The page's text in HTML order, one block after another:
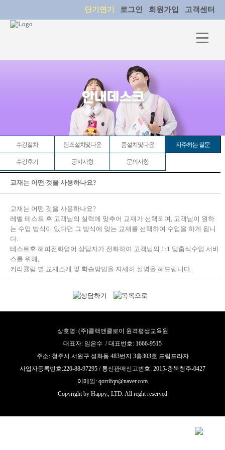
단기연기 로그인 회원가입 고객센터
안내데스크
수강절차 팀즈설치및다운 줌설치및다윤 자주하는 질문
수강후기 공지사항 문의사항
교재는 어떤 것을 사용하나요?
교재는 어떤 것을 사용하나요?
레벨 테스트 후 고객님의 실력에 맞추어 교재가 선택되며, 고객님이 원하
는 수업 방식이 있다면 그 방식에 맞는 교재를 선택하여 수업을 하게 됩니
다.
테스트후 해피전화영어 상담자가 전화하여 고객님의 1:1 맞춤식수업 서비
스를 위해,
커리큘럼 별 교재소개 및 학습방법을 자세히 설명을 해드립니다.
상호명: (주)클랙앤클로이 원격평생교육원
대표자: 임은수 / 대표번호: 1666-9515
주소: 청주시 서원구 성화동 483번지 3층303호 드림프라자
사업자등록번호:220-88-97295 / 통신판매신고번호: 2015-충북청주-0427
이메일: qorrlfqn@naver.com
Copyright by Happy., LTD. All reght reserved